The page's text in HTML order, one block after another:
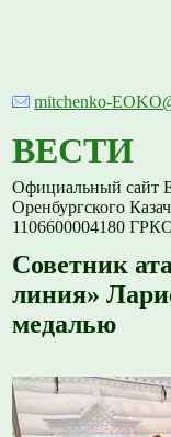
mitchenko-
ВЕСТИ
Официальный сайт
Оренбургского
1106600004180
Советник
линия»
медалью